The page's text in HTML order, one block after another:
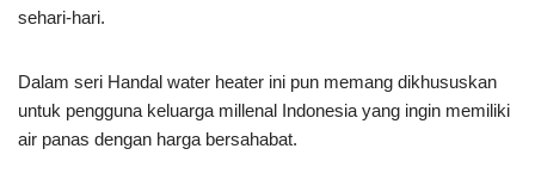
sehari-hari.
Dalam seri Handal water heater ini pun memang dikhususkan
untuk pengguna keluarga millenal Indonesia yang ingin memiliki
air panas dengan harga bersahabat.